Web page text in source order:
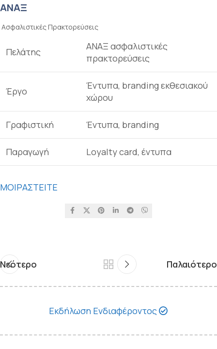
ΑΝΑΞ
Ασφαλιστικές Πρακτορεύσεις
Πελάτης
ΑΝΑΞ ασφαλιστικές
πρακτορεύσεις
Έργο
Έντυπα, branding εκθεσιακού
χώρου
Γραφιστική Έντυπα, branding
Παραγωγή Loyalty card, έντυπα
ΜΟΙΡΑΣΤΕΙΤΕ
Νεότερο Παλαιότερο
Εκδήλωση Ενδιαφέροντος